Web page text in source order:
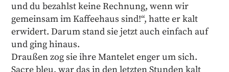
und du bezahlst keine Rechnung, wenn wir
gemeinsam im Kaffeehaus sind!“, hatte er kalt
erwidert. Darum stand sie jetzt auch einfach auf
und ging hinaus.
Draußen zog sie ihre Mantelet enger um sich.